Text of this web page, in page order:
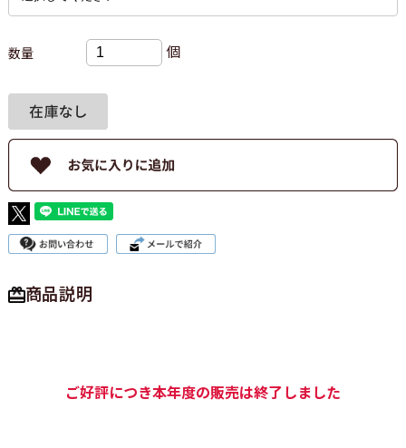
数量 個
商品説明
ご好評につき本年度の販売は終了しました